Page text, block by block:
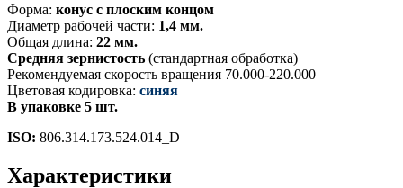
Форма: конус с плоским концом
Диаметр рабочей части: 1,4 мм.
Общая длина: 22 мм.
Средняя зернистость (стандартная обработка)
Рекомендуемая скорость вращения 70.000-220.000
Цветовая кодировка: синяя
В упаковке 5 шт.
ISO: 806.314.173.524.014_D
Характеристики